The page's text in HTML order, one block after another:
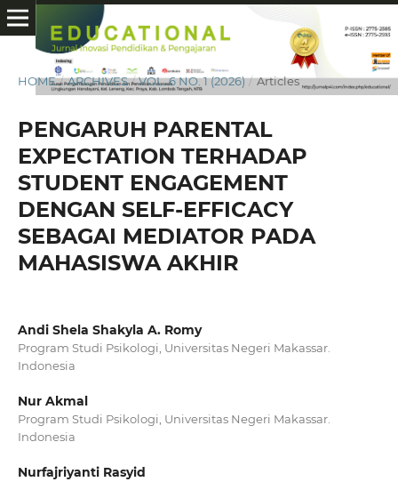
HOME / ARCHIVES / VOL. 6 NO. 1 (2026) / Articles
PENGARUH PARENTAL
EXPECTATION TERHADAP
STUDENT ENGAGEMENT
DENGAN SELF-EFFICACY
SEBAGAI MEDIATOR PADA
MAHASISWA AKHIR
Andi Shela Shakyla A. Romy
Program Studi Psikologi, Universitas Negeri Makassar.
Indonesia
Nur Akmal
Program Studi Psikologi, Universitas Negeri Makassar.
Indonesia
Nurfajriyanti Rasyid